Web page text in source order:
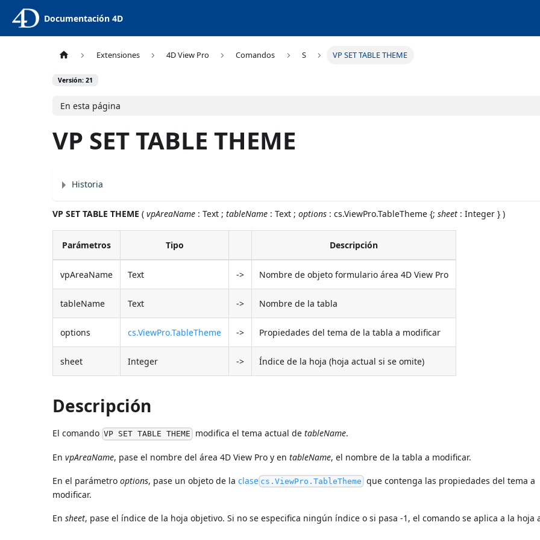
Documentación 4D
Extensiones 4D View Pro Comandos S VP SET TABLE THEME
Versión: 21
En esta página
VP SET TABLE THEME
Historia
VP SET TABLE THEME (vpAreaName : Text ;tableName : Text ;options : cs.ViewPro.TableTheme {;sheet : Integer } )
Parámetros Tipo Descripción
vpAreaName Text -> Nombre de objeto formulario área 4D View Pro
tableName Text -> Nombre de la tabla
options cs.ViewPro.TableTheme -> Propiedades del tema de la tabla a modificar
sheet Integer -> Índice de la hoja (hoja actual si se omite)
Descripción
El comando VP SET TABLE THEME modifica el tema actual de tableName.
EnvpAreaName, pase el nombre del área 4D View Pro y entableName, el nombre de la tabla a modificar.
En el parámetrooptions, pase un objeto de laclase cs.ViewPro.TableTheme que contenga las propiedades del tema a
modificar.
Ensheet, pase el índice de la hoja objetivo. Si no se especifica ningún índice o si pasa -1, el comando se aplica a la hoja